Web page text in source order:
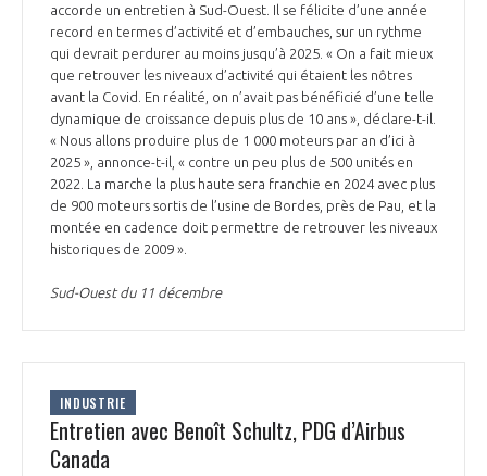
accorde un entretien à Sud-Ouest. Il se félicite d’une année
record en termes d’activité et d’embauches, sur un rythme
qui devrait perdurer au moins jusqu’à 2025. « On a fait mieux
que retrouver les niveaux d’activité qui étaient les nôtres
avant la Covid. En réalité, on n’avait pas bénéficié d’une telle
dynamique de croissance depuis plus de 10 ans », déclare-t-il.
« Nous allons produire plus de 1 000 moteurs par an d’ici à
2025 », annonce-t-il, « contre un peu plus de 500 unités en
2022. La marche la plus haute sera franchie en 2024 avec plus
de 900 moteurs sortis de l’usine de Bordes, près de Pau, et la
montée en cadence doit permettre de retrouver les niveaux
historiques de 2009 ».
Sud-Ouest du 11 décembre
INDUSTRIE
Entretien avec Benoît Schultz, PDG d’Airbus
Canada